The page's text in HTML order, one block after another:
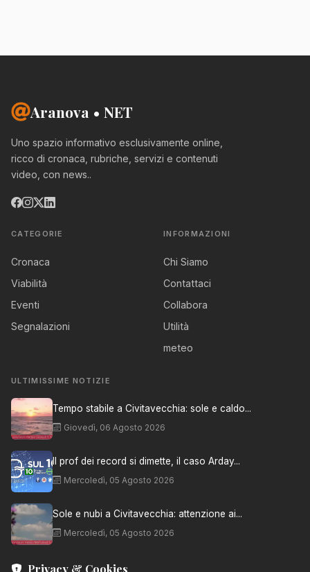
Aranova • NET
Uno spazio informativo esclusivamente online,
ricco di cronaca, rubriche, servizi e contenuti
video, con news..
CATEGORIE
Cronaca
Viabilità
Eventi
Segnalazioni
INFORMAZIONI
Chi Siamo
Contattaci
Collabora
Utilità
meteo
ULTIMISSIME NOTIZIE
Tempo stabile a Civitavecchia: sole e caldo...
Giovedì, 06 Agosto 2026
Il prof dei record si dimette, il caso Arday...
Mercoledì, 05 Agosto 2026
Sole e nubi a Civitavecchia: attenzione ai...
Mercoledì, 05 Agosto 2026
Privacy & Cookies